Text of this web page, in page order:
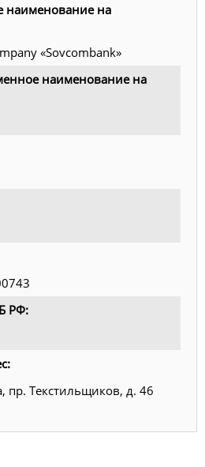
наименование на
«Sovcombank»
наименование на
РФ:
пр. Текстильщиков, д. 46